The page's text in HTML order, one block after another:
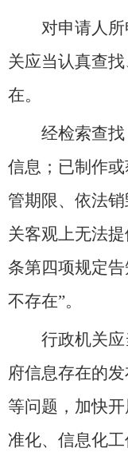
对申请人
关应当认真查
在。
经检索查
信息；已制作
管期限、依法
关客观上无法
条第四项规定
不存在”。
行政机关
府信息存在的
等问题，加快
准化、信息化